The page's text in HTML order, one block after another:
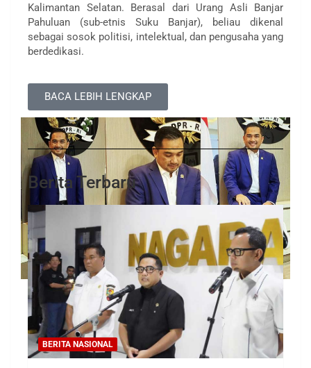
Kalimantan Selatan. Berasal dari Urang Asli Banjar
Pahuluan (sub-etnis Suku Banjar), beliau dikenal
sebagai sosok politisi, intelektual, dan pengusaha yang
berdedikasi.
BACA LEBIH LENGKAP
Berita Terbaru
BERITA NASIONAL